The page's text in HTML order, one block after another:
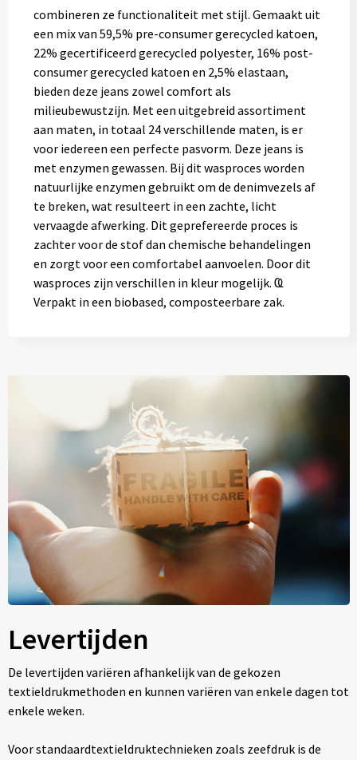
combineren ze functionaliteit met stijl. Gemaakt uit
een mix van 59,5% pre-consumer gerecycled katoen,
22% gecertificeerd gerecycled polyester, 16% post-
consumer gerecycled katoen en 2,5% elastaan,
bieden deze jeans zowel comfort als
milieubewustzijn. Met een uitgebreid assortiment
aan maten, in totaal 24 verschillende maten, is er
voor iedereen een perfecte pasvorm. Deze jeans is
met enzymen gewassen. Bij dit wasproces worden
natuurlijke enzymen gebruikt om de denimvezels af
te breken, wat resulteert in een zachte, licht
vervaagde afwerking. Dit geprefereerde proces is
zachter voor de stof dan chemische behandelingen
en zorgt voor een comfortabel aanvoelen. Door dit
wasproces zijn verschillen in kleur mogelijk. Ҩ
Verpakt in een biobased, composteerbare zak.
Levertijden
De levertijden variëren afhankelijk van de gekozen
textieldrukmethoden en kunnen variëren van enkele dagen tot
enkele weken.
Voor standaardtextieldruktechnieken zoals zeefdruk is de